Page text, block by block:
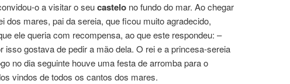
o a visitar o seucastelono fundo do mar. Ao chegar
dos mares, pai da sereia, que ficou muito agradecido,
ele queria com recompensa, ao que este respondeu: –
isso gostava de pedir a mão dela. O rei e a princesa-sereia
no dia seguinte houve uma festa de arromba para o
vindos de todos os cantos dos mares.